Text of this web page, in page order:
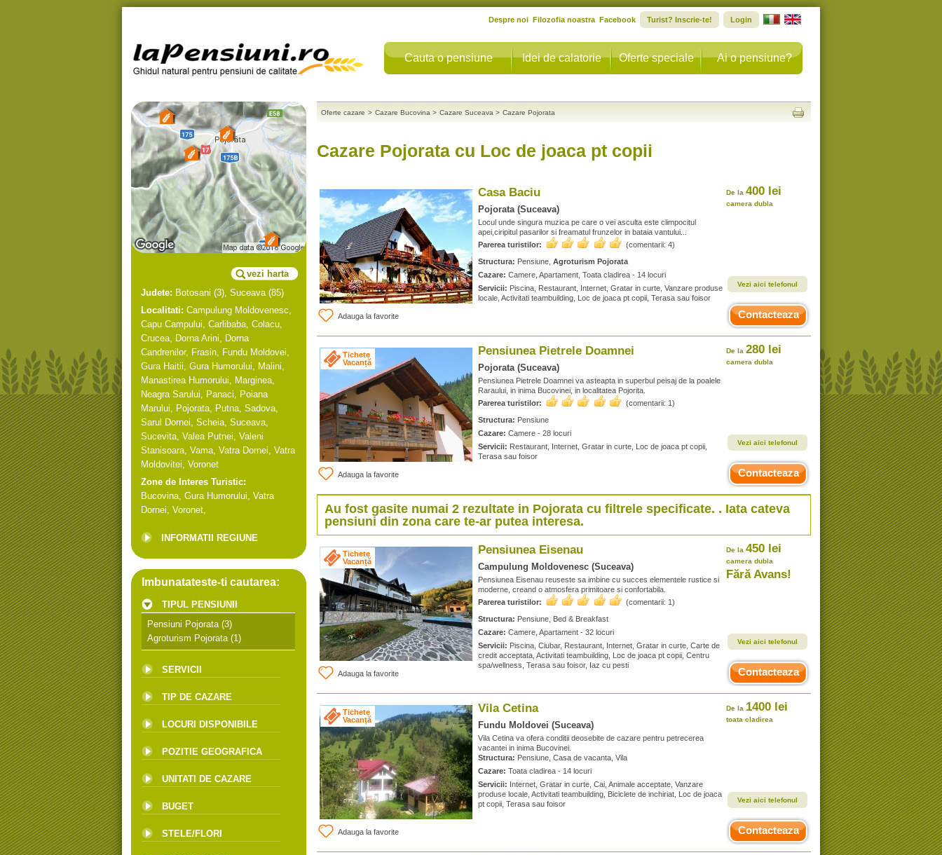
Cauta o pensiune Idei de calatorie Oferte speciale Ai o pensiune?
Despre noi Filozofia noastra Facebook Turist? Inscrie-te! Login
vezi harta
Judete: Botosani (3), Suceava(85)
Localitati: Campulung Moldovenesc,
Capu Campului, Carlibaba, Colacu,
Crucea, Dorna Arini, Dorna
Candrenilor, Frasin, Fundu Moldovei,
Gura Haitii, Gura Humorului, Malini,
Manastirea Humorului, Marginea,
Neagra Sarului, Panaci, Poiana
Marului, Pojorata, Putna, Sadova,
Sarul Dornei, Scheia, Suceava,
Sucevita, Valea Putnei, Valeni
Stanisoara, Vama, Vatra Dornei, Vatra
Moldovitei, Voronet
Zone de Interes Turistic:
Bucovina, Gura Humorului, Vatra
Dornei, Voronet,
INFORMATII REGIUNE
Imbunatateste-ti cautarea:
TIPUL PENSIUNII
Pensiuni Pojorata(3)
Agroturism Pojorata(1)
SERVICII
TIP DE CAZARE
LOCURI DISPONIBILE
POZITIE GEOGRAFICA
UNITATI DE CAZARE
BUGET
STELE/FLORI
Oferte cazare > Cazare Bucovina > Cazare Suceava > Cazare Pojorata
Cazare Pojorata cu Loc de joaca pt copii
Adauga la favorite
Casa Baciu
Pojorata (Suceava)
Locul unde singura muzica pe care o vei asculta este climpocitul
apei,ciripitul pasarilor si freamatul frunzelor in bataia vantului...
Parerea turistilor:
(comentarii: 4)
Structura: Pensiune, Agroturism Pojorata
Cazare: Camere, Apartament, Toata cladirea - 14 locuri
Servicii: Piscina, Restaurant, Internet, Gratar in curte, Vanzare produse
locale, Activitati teambuilding, Loc de joaca pt copii, Terasa sau foisor
De la 400 lei
camera dubla
Vezi aici telefonul
Contacteaza
Tichete
Vacanță
Adauga la favorite
Pensiunea Pietrele Doamnei
Pojorata (Suceava)
Pensiunea Pietrele Doamnei va asteapta in superbul peisaj de la poalele
Raraului, in inima Bucovinei, in localitatea Pojorita.
Parerea turistilor:
(comentarii: 1)
Structura: Pensiune
Cazare: Camere - 28 locuri
Servicii: Restaurant, Internet, Gratar in curte, Loc de joaca pt copii,
Terasa sau foisor
De la 280 lei
camera dubla
Vezi aici telefonul
Contacteaza
Au fost gasite numai 2 rezultate in Pojorata cu filtrele specificate. . Iata cateva
pensiuni din zona care te-ar putea interesa.
Tichete
Vacanță
Adauga la favorite
Pensiunea Eisenau
Campulung Moldovenesc (Suceava)
Pensiunea Eisenau reuseste sa imbine cu succes elementele rustice si
moderne, creand o atmosfera primitoare si confortabila.
Parerea turistilor:
(comentarii: 1)
Structura: Pensiune, Bed & Breakfast
Cazare: Camere, Apartament - 32 locuri
Servicii: Piscina, Ciubar, Restaurant, Internet, Gratar in curte, Carte de
credit acceptata, Activitati teambuilding, Loc de joaca pt copii, Centru
spa/wellness, Terasa sau foisor, Iaz cu pesti
De la 450 lei
camera dubla
Fără Avans!
Vezi aici telefonul
Contacteaza
Tichete
Vacanță
Adauga la favorite
Vila Cetina
Fundu Moldovei (Suceava)
Vila Cetina va ofera conditii deosebite de cazare pentru petrecerea
vacantei in inima Bucovinei.
Structura: Pensiune, Casa de vacanta, Vila
Cazare: Toata cladirea - 14 locuri
Servicii: Internet, Gratar in curte, Cai, Animale acceptate, Vanzare
produse locale, Activitati teambuilding, Biciclete de inchiriat, Loc de joaca
pt copii, Terasa sau foisor
De la 1400 lei
toata cladirea
Vezi aici telefonul
Contacteaza